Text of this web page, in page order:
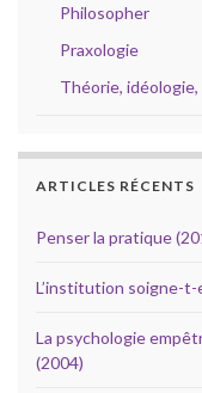
Philosopher
Praxologie
Théorie,
ARTICLES RÉCENTS
Penser la pratique
L’institution soigne-t-
La psychologie
(2004)